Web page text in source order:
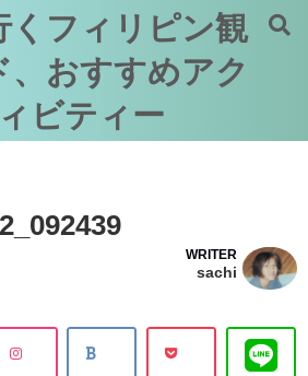
くフィリピン観
、おすすめアク
ビティー
WRITER
sachi